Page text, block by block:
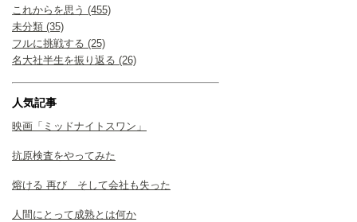
これからを思う (455)
未分類 (35)
フルに挑戦する (25)
名大社半生を振り返る (26)
人気記事
映画「ミッドナイトスワン」
抗原検査をやってみた
熔ける 再び そして会社も失った
人間にとって成熟とは何か